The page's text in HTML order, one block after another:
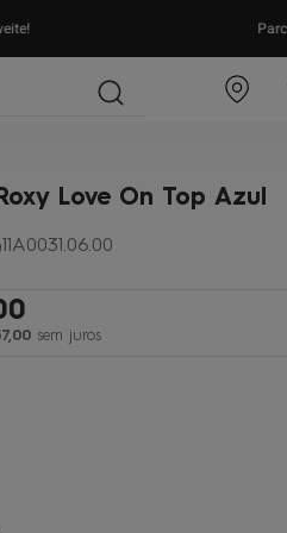
em Aproveite!
Love On Top Azul
,00sem juros